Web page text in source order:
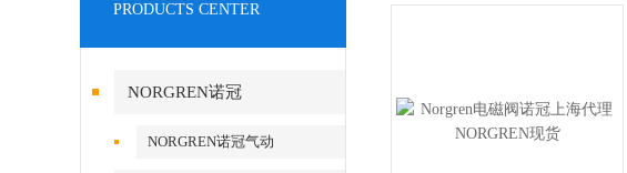
PRODUCTS CENTER
NORGREN诺冠
NORGREN诺冠气动